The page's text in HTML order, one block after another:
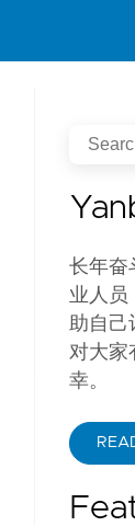
长年奋
业人员
助自己
对大家
幸。